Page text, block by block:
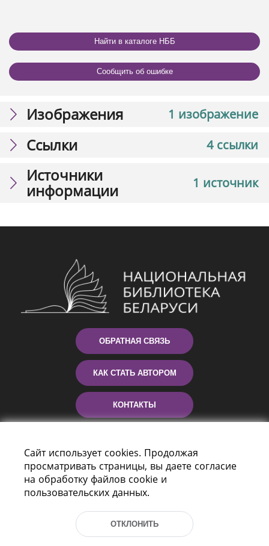
Найти в каталоге НББ
Сообщить об ошибке
1 изображение
Изображения
4 ссылки
Ссылки
1 источник
Источники
информации
ОБРАТНАЯ СВЯЗЬ
КАК СТАТЬ АВТОРОМ
КОНТАКТЫ
Сайт использует cookies. Продолжая
просматривать страницы, вы даете согласие
на обработку файлов cookie и
пользовательских данных.
ОТКЛОНИТЬ